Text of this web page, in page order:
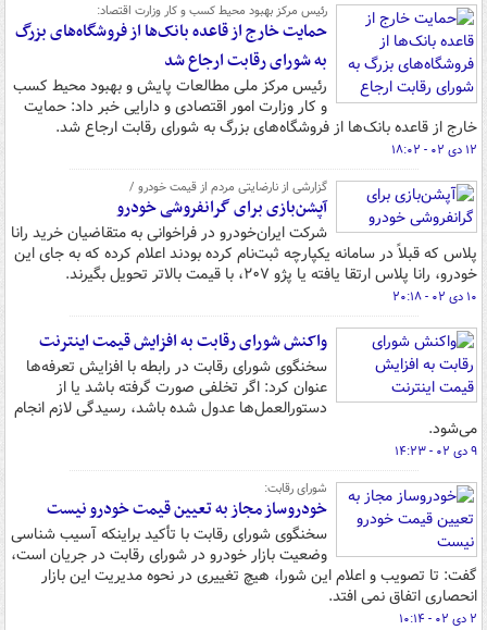
رئیس مرکز بهبود محیط کسب و کار وزارت اقتصاد:
حمایت‌ خارج از قاعده بانک‌ها از فروشگاه‌های بزرگ
به شورای رقابت ارجاع شد
رئیس مرکز ملی مطالعات پایش و بهبود محیط کسب
و کار وزارت امور اقتصادی و دارایی خبر داد: حمایت‌
خارج از قاعده بانک‌ها از فروشگاه‌های بزرگ به شورای رقابت ارجاع شد.
۱۲ دی ۰۲ - ۱۸:۰۲
گزارشی از نارضایتی مردم از قیمت خودرو /
آپشن‌بازی برای گرانفروشی خودرو
شرکت ایران‌خودرو در فراخوانی به متقاضیان خرید رانا
پلاس که قبلاً در سامانه یکپارچه ثبت‌نام کرده بودند اعلام کرده که به جای این
خودرو، رانا پلاس ارتقا یافته یا پژو ۲۰۷، با قیمت بالاتر تحویل بگیرند.
۱۰ دی ۰۲ - ۲۰:۱۸
واکنش شورای رقابت به افزایش قیمت اینترنت
سخنگوی شورای رقابت در رابطه با افزایش تعرفه‌ها
عنوان کرد: اگر تخلفی صورت گرفته باشد یا از
دستورالعمل‌ها عدول شده باشد، رسیدگی لازم انجام
می‌شود.
۹ دی ۰۲ - ۱۴:۲۳
شورای رقابت:
خودروساز مجاز به تعیین قیمت خودرو نیست
سخنگوی شورای رقابت با تأکید براینکه آسیب شناسی
وضعیت بازار خودرو در شورای رقابت در جریان است،
گفت: تا تصویب و اعلام این شورا، هیچ تغییری در نحوه مدیریت این بازار
انحصاری اتفاق نمی افتد.
۲ دی ۰۲ - ۱۰:۱۴